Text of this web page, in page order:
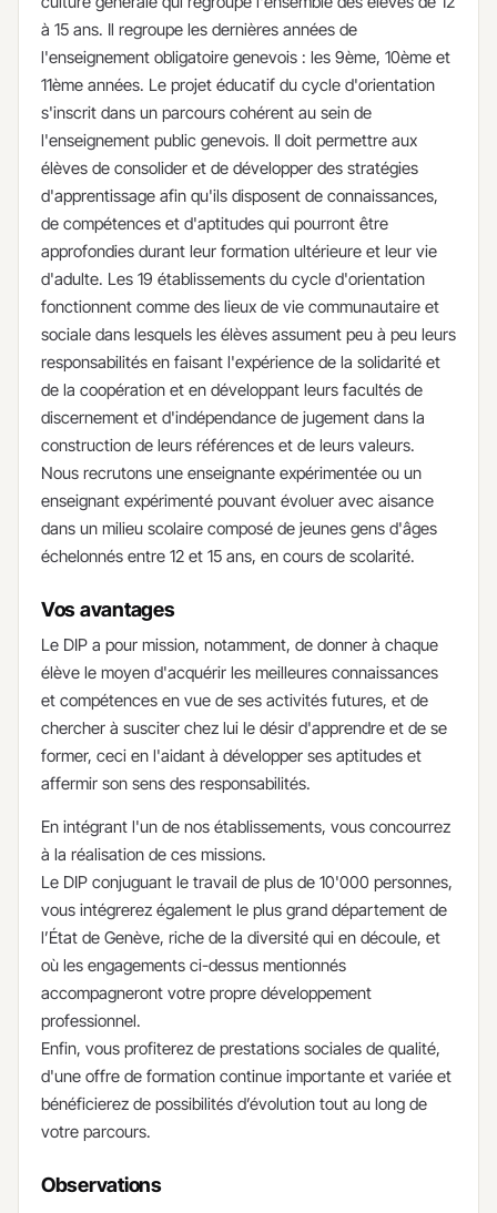
à 15 ans. Il regroupe les dernières années de
l'enseignement obligatoire genevois : les 9ème, 10ème et
11ème années. Le projet éducatif du cycle d'orientation
s'inscrit dans un parcours cohérent au sein de
l'enseignement public genevois. Il doit permettre aux
élèves de consolider et de développer des stratégies
d'apprentissage afin qu'ils disposent de connaissances,
de compétences et d'aptitudes qui pourront être
approfondies durant leur formation ultérieure et leur vie
d'adulte. Les 19 établissements du cycle d'orientation
fonctionnent comme des lieux de vie communautaire et
sociale dans lesquels les élèves assument peu à peu leurs
responsabilités en faisant l'expérience de la solidarité et
de la coopération et en développant leurs facultés de
discernement et d'indépendance de jugement dans la
construction de leurs références et de leurs valeurs.
Nous recrutons une enseignante expérimentée ou un
enseignant expérimenté pouvant évoluer avec aisance
dans un milieu scolaire composé de jeunes gens d'âges
échelonnés entre 12 et 15 ans, en cours de scolarité.
Vos avantages
Le DIP a pour mission, notamment, de donner à chaque
élève le moyen d'acquérir les meilleures connaissances
et compétences en vue de ses activités futures, et de
chercher à susciter chez lui le désir d'apprendre et de se
former, ceci en l'aidant à développer ses aptitudes et
affermir son sens des responsabilités.
En intégrant l'un de nos établissements, vous concourrez
à la réalisation de ces missions.
Le DIP conjuguant le travail de plus de 10'000 personnes,
vous intégrerez également le plus grand département de
l’État de Genève, riche de la diversité qui en découle, et
où les engagements ci-dessus mentionnés
accompagneront votre propre développement
professionnel.
Enfin, vous profiterez de prestations sociales de qualité,
d'une offre de formation continue importante et variée et
bénéficierez de possibilités d’évolution tout au long de
votre parcours.
Observations